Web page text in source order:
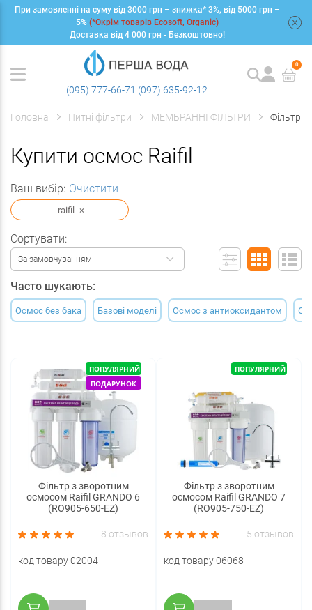
При замовленні на суму від 3000 грн – знижка* 3%, від 5000 грн –
5% (*Окрім товарів Ecosoft, Organic)
Доставка від 4 000 грн - Безкоштовно!
(095) 777-66-71 (097) 635-92-12
0
Головна Питні фільтри МЕМБРАННІ ФІЛЬТРИ Фільтри
Купити осмос Raifil
Ваш вибір: Очистити
raifil ×
Сортувати:
За замовчуванням
Часто шукають:
Осмос без бака Базові моделі Осмос з антиоксидантом
ПОПУЛЯРНИЙ
ПОДАРУНОК
Фільтр з зворотним
осмосом Raifil GRANDO 6
(RO905-650-EZ)
8 отзывов
код товару 02004
ПОПУЛЯРНИЙ
Фільтр з зворотним
осмосом Raifil GRANDO 7
(RO905-750-EZ)
5 отзывов
код товару 06068